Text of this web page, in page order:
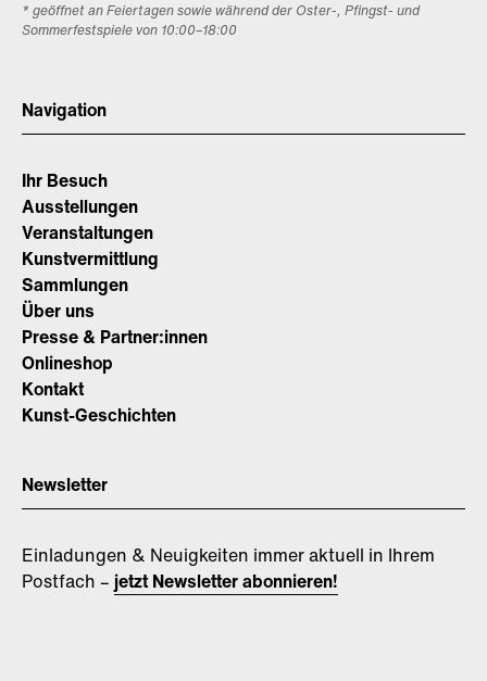
* geöffnet an Feiertagen sowie während der Oster-, Pfingst- und
Sommerfestspiele von 10:00–18:00
Navigation
Ihr Besuch
Ausstellungen
Veranstaltungen
Kunstvermittlung
Sammlungen
Über uns
Presse & Partner:innen
Onlineshop
Kontakt
Kunst-Geschichten
Newsletter
Einladungen & Neuigkeiten immer aktuell in Ihrem
Postfach – jetzt Newsletter abonnieren!